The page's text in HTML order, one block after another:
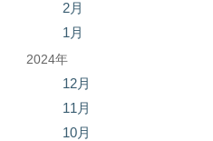
2月
1月
2024年
12月
11月
10月